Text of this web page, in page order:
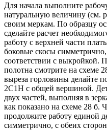
Для начала выполните
натуральную величину (см.
своим меркам. По образцу
сделайте расчет
работу с верхней части
боковые скосы
соответствии с выкройкой.
полотна смотрите на схеме
выреза горловины делайте
2С1Н с общей вершиной.
двух частей, выполняя в
как показано на схеме 28 б.
продолжите работу единой
симметрично, с обеих